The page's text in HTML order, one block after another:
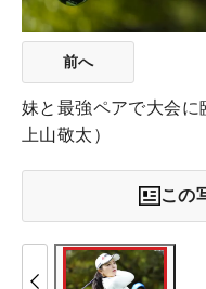
前へ
妹と最強ペアで大会に
上山敬太）
この